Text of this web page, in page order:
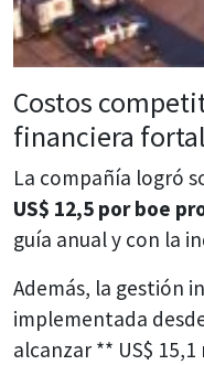
Costos
financiera
La compañía logró
US$ 12,5 por boe
guía anual y con la
Además, la gestión
implementada
alcanzar ** US$